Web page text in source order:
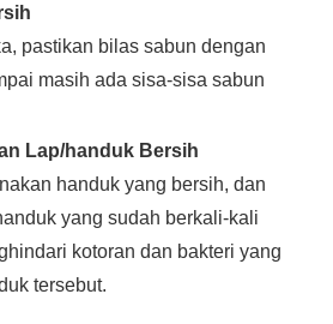
pastikan bilas sabun dengan
masih ada sisa-sisa sabun
Lap/handuk Bersih
handuk yang bersih, dan
yang sudah berkali-kali
kotoran dan bakteri yang
tersebut.